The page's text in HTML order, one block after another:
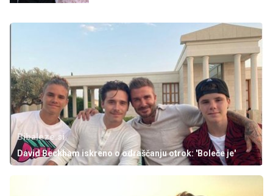
Bibaleze.si
David Beckham iskreno o odraščanju otrok: 'Boleče je'